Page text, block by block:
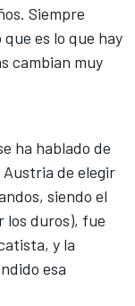
Siempre
es lo que hay
cambian muy
ha hablado de
de elegir
siendo el
los duros), fue
y la
esa